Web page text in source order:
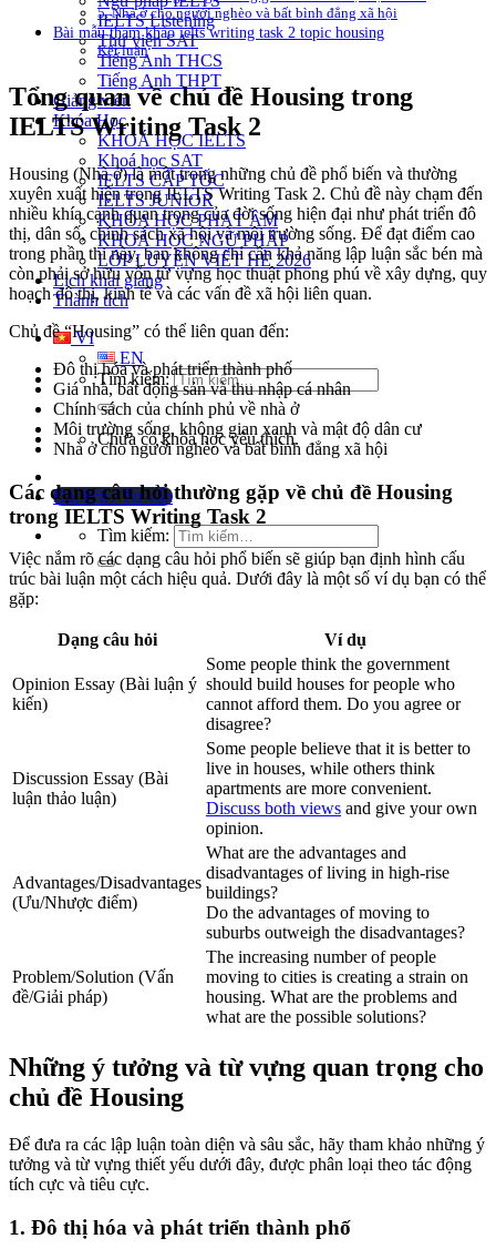
IELTS Listening
Thư viện SAT
Tiếng Anh THCS
Tiếng Anh THPT
Giảng viên
Khóa Học
KHOÁ HỌC IELTS
Khoá học SAT
IELTS CẤP TỐC
IELTS JUNIOR
KHÓA HỌC PHÁT ÂM
KHOÁ HỌC NGỮ PHÁP
LỚP LUYỆN VIẾT HÈ 2026
Lịch khai giảng
Thành tích
VI
EN
Tìm kiếm:
Chưa có khóa học yêu thích.
Đặt lịch / Tư vấn
Tìm kiếm:
5. Nhà ở cho người nghèo và bất bình đẳng xã hội
Bài mẫu tham khảo ielts writing task 2 topic housing
Kết luận
Tổng quan về chủ đề Housing trong
IELTS Writing Task 2
Housing (Nhà ở) là một trong những chủ đề phổ biến và thường
xuyên xuất hiện trong IELTS Writing Task 2. Chủ đề này chạm đến
nhiều khía cạnh quan trọng của đời sống hiện đại như phát triển đô
thị, dân số, chính sách xã hội và môi trường sống. Để đạt điểm cao
trong phần thi này, bạn không chỉ cần khả năng lập luận sắc bén mà
còn phải sở hữu vốn từ vựng học thuật phong phú về xây dựng, quy
hoạch đô thị, kinh tế và các vấn đề xã hội liên quan.
Chủ đề “Housing” có thể liên quan đến:
Đô thị hóa và phát triển thành phố
Giá nhà, bất động sản và thu nhập cá nhân
Chính sách của chính phủ về nhà ở
Môi trường sống, không gian xanh và mật độ dân cư
Nhà ở cho người nghèo và bất bình đẳng xã hội
Các dạng câu hỏi thường gặp về chủ đề Housing
trong IELTS Writing Task 2
Việc nắm rõ các dạng câu hỏi phổ biến sẽ giúp bạn định hình cấu
trúc bài luận một cách hiệu quả. Dưới đây là một số ví dụ bạn có thể
gặp:
Dạng câu hỏi Ví dụ
Opinion Essay (Bài luận ý
kiến)
Some people think the government
should build houses for people who
cannot afford them. Do you agree or
disagree?
Discussion Essay (Bài
luận thảo luận)
Some people believe that it is better to
live in houses, while others think
apartments are more convenient.
Discuss both views and give your own
opinion.
Advantages/Disadvantages
(Ưu/Nhược điểm)
What are the advantages and
disadvantages of living in high-rise
buildings?
Do the advantages of moving to
suburbs outweigh the disadvantages?
Problem/Solution (Vấn
đề/Giải pháp)
The increasing number of people
moving to cities is creating a strain on
housing. What are the problems and
what are the possible solutions?
Những ý tưởng và từ vựng quan trọng cho
chủ đề Housing
Để đưa ra các lập luận toàn diện và sâu sắc, hãy tham khảo những ý
tưởng và từ vựng thiết yếu dưới đây, được phân loại theo tác động
tích cực và tiêu cực.
1. Đô thị hóa và phát triển thành phố